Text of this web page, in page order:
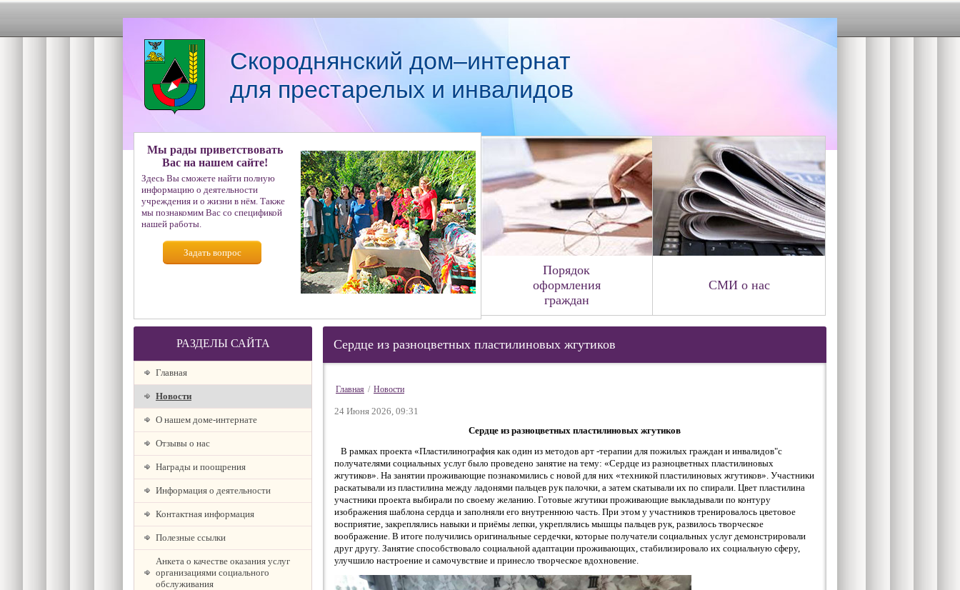
Скороднянский дом–интернат
для престарелых и инвалидов
Мы рады приветствовать
Вас на нашем сайте!
Здесь Вы сможете найти полную
информацию о деятельности
учреждения и о жизни в нём. Также
мы познакомим Вас со спецификой
нашей работы.
Задать вопрос
Порядок
оформления
граждан
СМИ о нас
РАЗДЕЛЫ САЙТА
Главная
Новости
О нашем доме-интернате
Отзывы о нас
Награды и поощрения
Информация о деятельности
Контактная информация
Полезные ссылки
Анкета о качестве оказания услуг
организациями социального
обслуживания
Сердце из разноцветных пластилиновых жгутиков
Главная / Новости
24 Июня 2026, 09:31
Сердце из разноцветных пластилиновых жгутиков
В рамках проекта «Пластилинография как один из методов арт -терапии для пожилых граждан и инвалидов"с
получателями социальных услуг было проведено занятие на тему: «Сердце из разноцветных пластилиновых
жгутиков». На занятии проживающие познакомились с новой для них «техникой пластилиновых жгутиков». Участники
раскатывали из пластилина между ладонями пальцев рук палочки, а затем скатывали их по спирали. Цвет пластилина
участники проекта выбирали по своему желанию. Готовые жгутики проживающие выкладывали по контуру
изображения шаблона сердца и заполняли его внутреннюю часть. При этом у участников тренировалось цветовое
восприятие, закреплялись навыки и приёмы лепки, укреплялись мышцы пальцев рук, развилось творческое
воображение. В итоге получились оригинальные сердечки, которые получатели социальных услуг демонстрировали
друг другу. Занятие способствовало социальной адаптации проживающих, стабилизировало их социальную сферу,
улучшило настроение и самочувствие и принесло творческое вдохновение.